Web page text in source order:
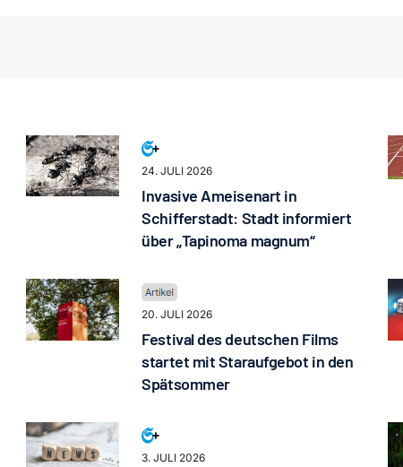
24. JULI 2026
Invasive Ameisenart in
Schifferstadt: Stadt informiert
über „Tapinoma magnum“
20. JULI 2026
Festival des deutschen Films
startet mit Staraufgebot in den
Spätsommer
3. JULI 2026